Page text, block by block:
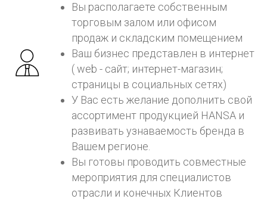
Вы располагаете собственным
торговым залом или офисом
продаж и складским помещением
Ваш бизнес представлен в интернет
( web - сайт; интернет-магазин;
страницы в социальных сетях)
У Вас есть желание дополнить свой
ассортимент продукцией HANSA и
развивать узнаваемость бренда в
Вашем регионе.
Вы готовы проводить совместные
мероприятия для специалистов
отрасли и конечных Клиентов